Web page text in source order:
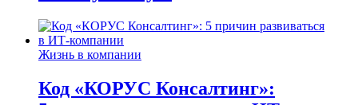
Жизнь в компании
Код «КОРУС Консалтинг»: